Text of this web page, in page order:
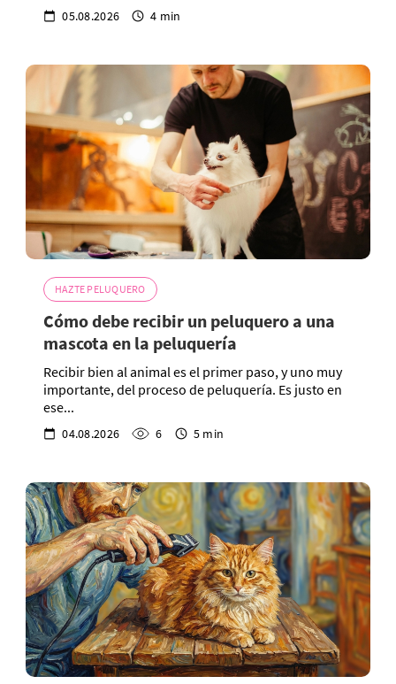
05.08.2026 4 min
HAZTE PELUQUERO
Cómo debe recibir un peluquero a una
mascota en la peluquería
Recibir bien al animal es el primer paso, y uno muy
importante, del proceso de peluquería. Es justo en
ese...
04.08.2026 6 5 min